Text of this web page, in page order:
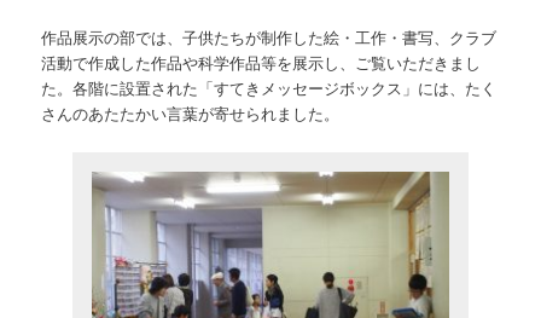
作品展示の部では、子供たちが制作した絵・工作・書写、クラブ
活動で作成した作品や科学作品等を展示し、ご覧いただきまし
た。各階に設置された「すてきメッセージボックス」には、たく
さんのあたたかい言葉が寄せられました。